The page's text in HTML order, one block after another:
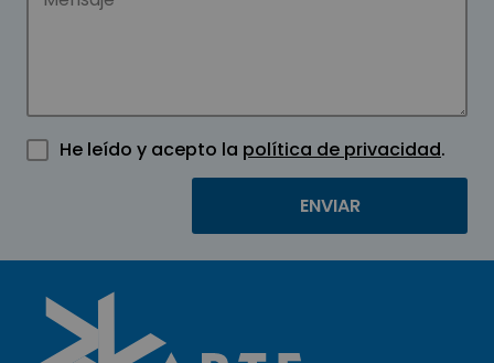
He leído y acepto la política de privacidad.